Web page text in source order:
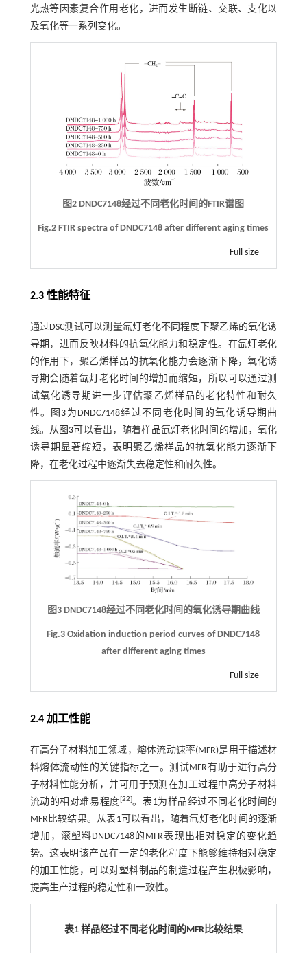
光热等因素复合作用老化，进而发生断链、交联、支化以
及氧化等一系列变化。
图2 DNDC7148经过不同老化时间的FTIR谱图
Fig.2 FTIR spectra of DNDC7148 after different aging times
Full size
2.3 性能特征
通过DSC测试可以测量氙灯老化不同程度下聚乙烯的氧化诱
导期，进而反映材料的抗氧化能力和稳定性。在氙灯老化
的作用下，聚乙烯样品的抗氧化能力会逐渐下降，氧化诱
导期会随着氙灯老化时间的增加而缩短，所以可以通过测
试氧化诱导期进一步评估聚乙烯样品的老化特性和耐久
性。
图3 为DNDC7148经过不同老化时间的氧化诱导期曲
线。从 图3可以看出，随着样品氙灯老化时间的增加，氧化
诱导期显著缩短，表明聚乙烯样品的抗氧化能力逐渐下
降，在老化过程中逐渐失去稳定性和耐久性。
图3 DNDC7148经过不同老化时间的氧化诱导期曲线
Fig.3 Oxidation induction period curves of DNDC7148
after different aging times
Full size
2.4 加工性能
在高分子材料加工领域，熔体流动速率(MFR)是用于描述材
料熔体流动性的关键指标之一。测试MFR有助于进行高分
子材料性能分析，并可用于预测在加工过程中高分子材料
流动的相对难易程度 [22]。 表1为样品经过不同老化时间的
MFR比较结果。从表1可以看出，随着氙灯老化时间的逐渐
增加，滚塑料DNDC7148的MFR表现出相对稳定的变化趋
势。这表明该产品在一定的老化程度下能够维持相对稳定
的加工性能，可以对塑料制品的制造过程产生积极影响，
提高生产过程的稳定性和一致性。
表1 样品经过不同老化时间的MFR比较结果